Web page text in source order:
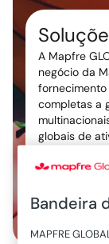
A Mapfre
negócio da
completas a
globais de
Bandeira
MAPFRE